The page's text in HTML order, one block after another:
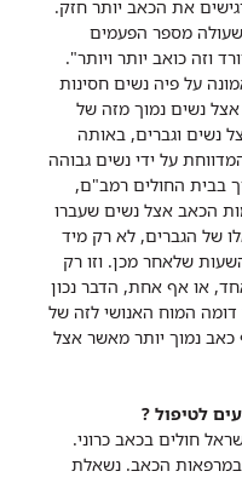
את הכאב יותר חזק.
שעולה מספר הפעמים
וזה כואב יותר ויותר".
על פיה נשים חסינות
אצל נשים נמוך מזה של
נשים וגברים, באותה
על ידי נשים גבוהה
בבית החולים רמב"ם,
הכאב אצל נשים שעברו
של הגברים, לא רק מיד
ביצוע הפעולה, אלא לאורך 24 השעות שלאחר מכן. וזו רק
או אף אחת, הדבר נכון
המוח האנושי לזה של
נמוך יותר מאשר אצל
לטיפול ?
חולים בכאב כרוני.
הכאב. נשאלת